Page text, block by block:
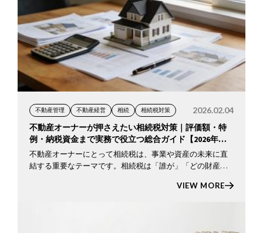
不動産管理 不動産経営 相続 相続税対策 2026.02.04
不動産オーナーが押さえたい相続税対策｜評価額・特
例・納税資金まで実務で役立つ総合ガイド【2026年最
新版】
不動産オーナーにとって相続税は、事業や資産の未来に直
結する重要なテーマです。相続税は「誰が」「どの財産
不動産は評価方法も複雑で、納税資金の確保にも注意が必
VIEW MORE